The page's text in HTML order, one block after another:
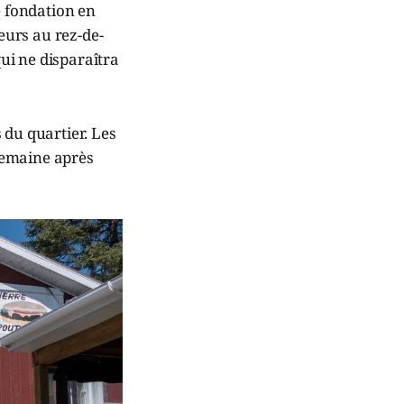
fondation en
au rez-de-
ne disparaîtra
quartier. Les
après